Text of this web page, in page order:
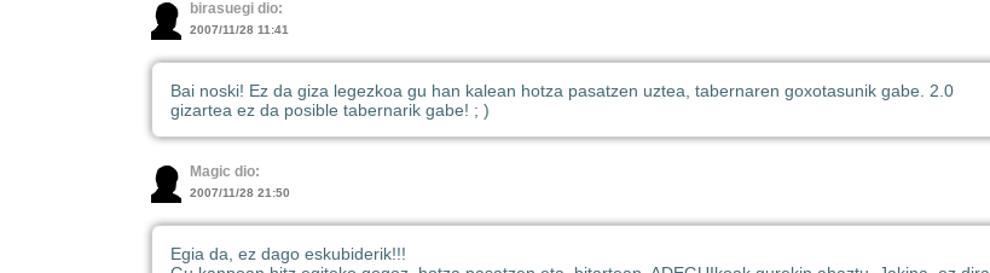
birasuegi dio:
2007/11/28 11:41
Bai noski! Ez da giza legezkoa gu han kalean hotza pasatzen uztea, tabernaren goxotasunik gabe. 2.0
gizartea ez da posible tabernarik gabe! ; )
Magic dio:
2007/11/28 21:50
Egia da, ez dago eskubiderik!!!